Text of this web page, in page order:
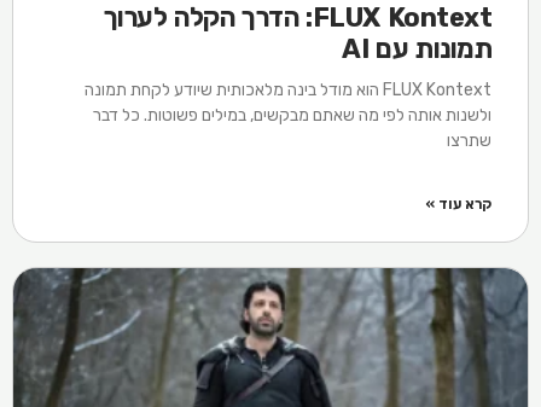
FLUX Kontext: הדרך הקלה לערוך
תמונות עם AI
FLUX Kontext הוא מודל בינה מלאכותית שיודע לקחת תמונה
ולשנות אותה לפי מה שאתם מבקשים, במילים פשוטות. כל דבר
שתרצו
קרא עוד »